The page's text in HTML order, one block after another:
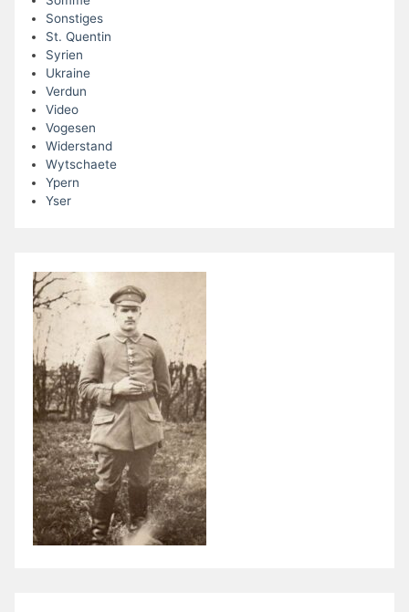
Sonstiges
St. Quentin
Syrien
Ukraine
Verdun
Video
Vogesen
Widerstand
Wytschaete
Ypern
Yser